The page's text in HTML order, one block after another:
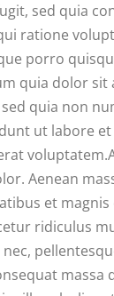
sed quia
ratione
porro
quia dolor sit
quia non
ut labore
Aenean
et
ridiculus
massa